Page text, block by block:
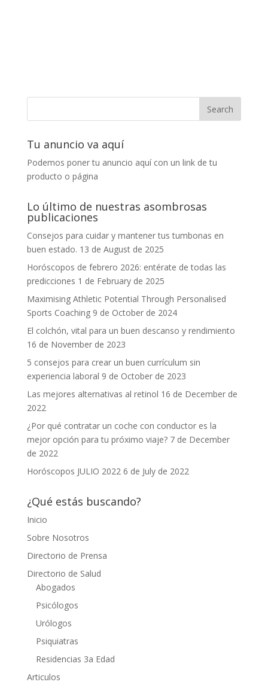
Tu anuncio va aquí
Podemos poner tu anuncio aquí con un link de tu
producto o página
Lo último de nuestras asombrosas
publicaciones
Consejos para cuidar y mantener tus tumbonas en
buen estado. 13 de August de 2025
Horóscopos de febrero 2026: entérate de todas las
predicciones 1 de February de 2025
Maximising Athletic Potential Through Personalised
Sports Coaching 9 de October de 2024
El colchón, vital para un buen descanso y rendimiento
16 de November de 2023
5 consejos para crear un buen currículum sin
experiencia laboral 9 de October de 2023
Las mejores alternativas al retinol 16 de December de
2022
¿Por qué contratar un coche con conductor es la
mejor opción para tu próximo viaje? 7 de December
de 2022
Horóscopos JULIO 2022 6 de July de 2022
¿Qué estás buscando?
Inicio
Sobre Nosotros
Directorio de Prensa
Directorio de Salud
Abogados
Psicólogos
Urólogos
Psiquiatras
Residencias 3a Edad
Articulos